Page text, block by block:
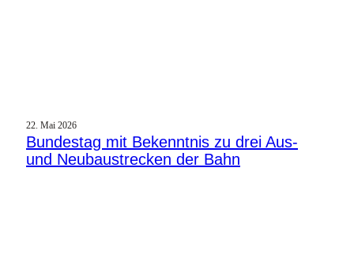
22. Mai 2026
Bundestag mit Bekenntnis zu drei Aus-
und Neubaustrecken der Bahn